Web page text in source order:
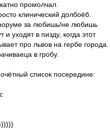
промолчал.
клинический долбоёб.
за любишь/не любишь
и уходят в пизду, когда этот
про львов на гербе города.
в гробу.
список посередине: